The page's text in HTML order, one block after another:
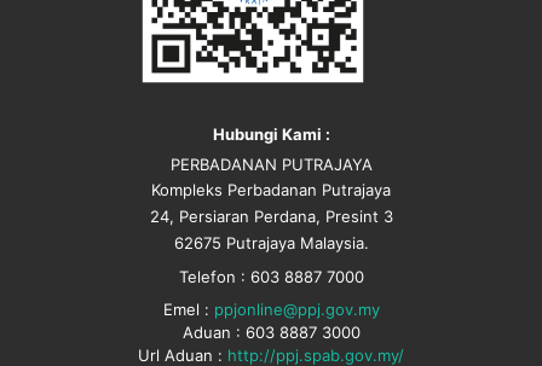
Hubungi Kami :
PERBADANAN PUTRAJAYA
Kompleks Perbadanan Putrajaya
24, Persiaran Perdana, Presint 3
62675 Putrajaya Malaysia.
Telefon : 603 8887 7000
Emel : ppjonline@ppj.gov.my
Aduan : 603 8887 3000
Url Aduan : http://ppj.spab.gov.my/